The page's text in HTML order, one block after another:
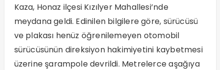
Kaza, Honaz ilçesi Kızılyer Mahallesi’nde
meydana geldi. Edinilen bilgilere göre, sürücüsü
ve plakası henüz öğrenilemeyen otomobil
sürücüsünün direksiyon hakimiyetini kaybetmesi
üzerine şarampole devrildi. Metrelerce aşağıya